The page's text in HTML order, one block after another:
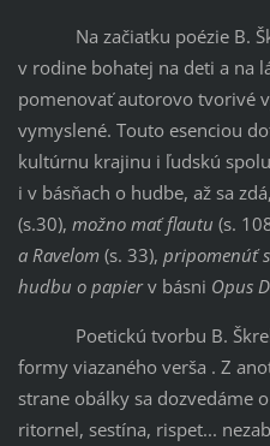
Na začiatku poézie B.
v rodine bohatej na deti a na
pomenovať autorovo tvorivé
vymyslené. Touto esenciou
kultúrnu krajinu i ľudskú
i v básňach o hudbe, až sa
(s.30), možno mať flautu (s.
a Ravelom (s. 33), pripomenúť
hudbu o papierv básni Opus
Poetickú tvorbu B.
formy viazaného verša . Z
strane obálky sa dozvedáme
ritornel, sestína, rispet...